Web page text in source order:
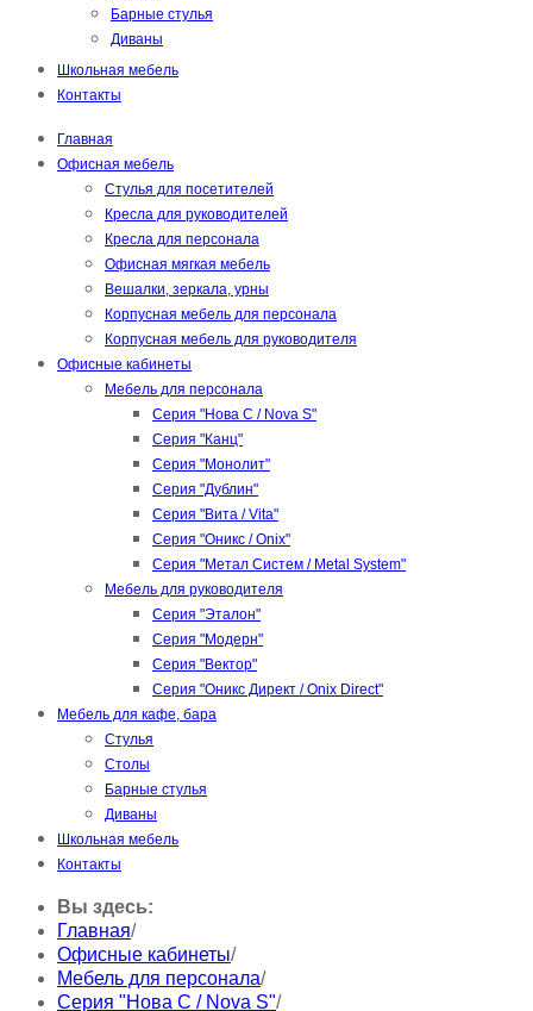
Барные стулья
Диваны
Школьная мебель
Контакты
Главная
Офисная мебель
Стулья для посетителей
Кресла для руководителей
Кресла для персонала
Офисная мягкая мебель
Вешалки, зеркала, урны
Корпусная мебель для персонала
Корпусная мебель для руководителя
Офисные кабинеты
Мебель для персонала
Серия "Нова С / Nova S"
Серия "Канц"
Серия "Монолит"
Серия "Дублин"
Серия "Вита / Vita"
Серия "Оникс / Onix"
Серия "Метал Систем / Metal System"
Мебель для руководителя
Серия "Эталон"
Серия "Модерн"
Серия "Вектор"
Серия "Оникс Директ / Onix Direct"
Мебель для кафе, бара
Стулья
Столы
Барные стулья
Диваны
Школьная мебель
Контакты
Вы здесь:
Главная/
Офисные кабинеты/
Мебель для персонала/
Серия "Нова С / Nova S"/